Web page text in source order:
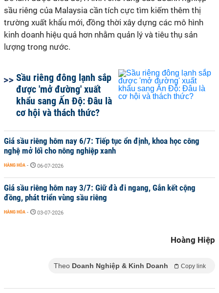
sầu riêng của Malaysia cần tích cực tìm kiếm thêm thị
trường xuất khẩu mới, đồng thời xây dựng các mô hình
kinh doanh hiệu quả hơn nhằm quản lý và tiêu thụ sản
lượng trong nước.
Sầu riêng đông lạnh sắp
được 'mở đường' xuất
khẩu sang Ấn Độ: Đâu là
cơ hội và thách thức?
Giá sầu riêng hôm nay 6/7: Tiếp tục ổn định, khoa học công
nghệ mở lối cho nông nghiệp xanh
HÀNG HÓA - 06-07-2026
Giá sầu riêng hôm nay 3/7: Giữ đà đi ngang, Gắn kết cộng
đồng, phát triển vùng sầu riêng
HÀNG HÓA - 03-07-2026
Hoàng Hiệp
Theo Doanh Nghiệp & Kinh Doanh Copy link